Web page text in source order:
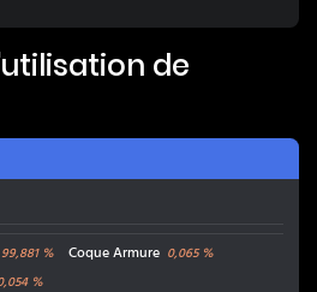
de
99,881% Coque Armure 0,065%
%